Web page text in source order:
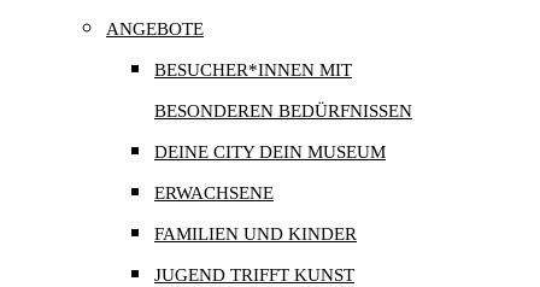
ANGEBOTE
BESUCHER*INNEN MIT
BESONDEREN BEDÜRFNISSEN
DEINE CITY DEIN MUSEUM
ERWACHSENE
FAMILIEN UND KINDER
JUGEND TRIFFT KUNST